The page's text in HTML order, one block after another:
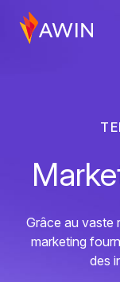
Grâce au vaste
marketing
des